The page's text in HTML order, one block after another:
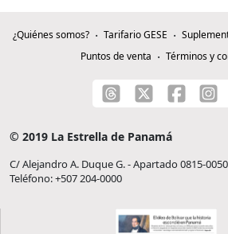
¿Quiénes somos? Tarifario GESE
Puntos de venta
Términos y
© 2019 La Estrella de Panamá
C/ Alejandro A. Duque G. - Apartado 0815-
Teléfono: +507 204-0000